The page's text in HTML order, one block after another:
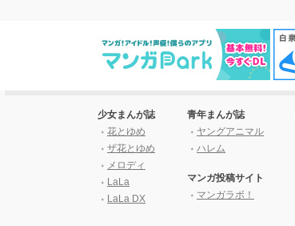
少女まんが誌
花とゆめ
ザ花とゆめ
メロディ
LaLa
LaLa DX
青年まんが誌
ヤングアニマル
ハレム
マンガ投稿サイト
マンガラボ！